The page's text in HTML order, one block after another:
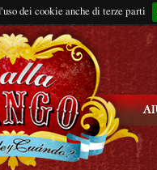
dei cookie anche di terze parti